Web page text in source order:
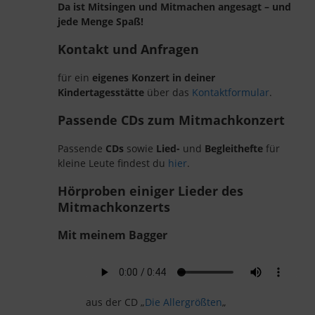
Da ist Mitsingen und Mitmachen angesagt – und
jede Menge Spaß!
Kontakt und Anfragen
für ein eigenes Konzert in deiner
Kindertagesstätte über das Kontaktformular.
Passende CDs zum Mitmachkonzert
Passende CDs sowie Lied- und Begleithefte für
kleine Leute findest du hier.
Hörproben einiger Lieder des
Mitmachkonzerts
Mit meinem Bagger
aus der CD „Die Allergrößten„